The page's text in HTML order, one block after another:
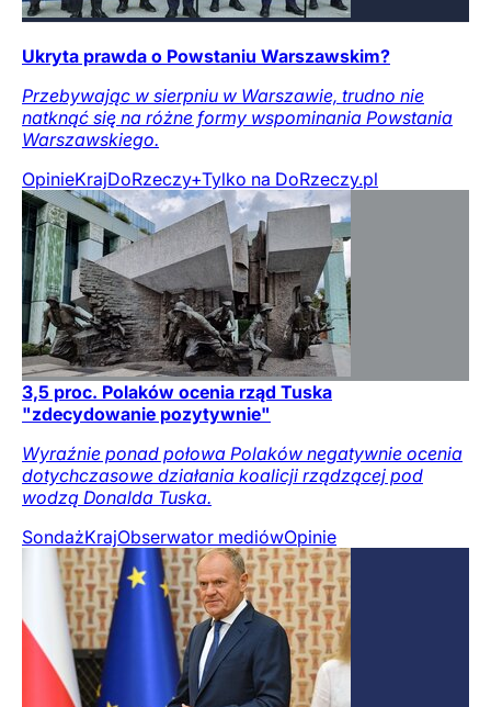
Ukryta prawda o Powstaniu Warszawskim?
Przebywając w sierpniu w Warszawie, trudno nie
natknąć się na różne formy wspominania Powstania
Warszawskiego.
OpinieKrajDoRzeczy+Tylko na DoRzeczy.pl
3,5 proc. Polaków ocenia rząd Tuska
"zdecydowanie pozytywnie"
Wyraźnie ponad połowa Polaków negatywnie ocenia
dotychczasowe działania koalicji rządzącej pod
wodzą Donalda Tuska.
SondażKrajObserwator mediówOpinie